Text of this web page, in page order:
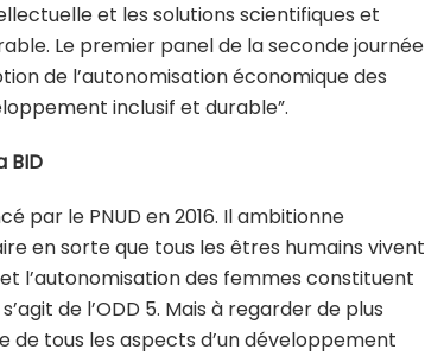
et les solutions scientifiques et
Le premier panel de la seconde journée
de l’autonomisation économique des
inclusif et durable”.
BID
par le PNUD en 2016. Il ambitionne
en sorte que tous les êtres humains vivent
l’autonomisation des femmes constituent
de l’ODD 5. Mais à regarder de plus
tous les aspects d’un développement